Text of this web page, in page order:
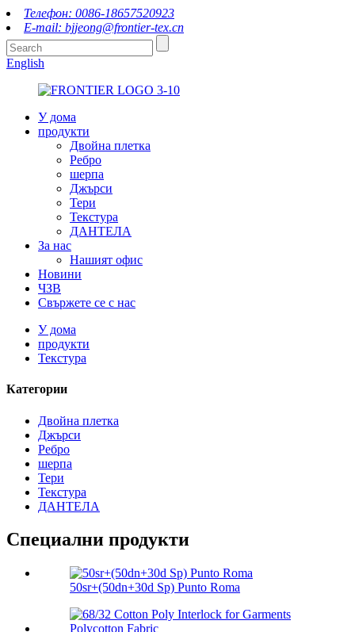
Телефон: 0086-18657520923
E-mail: bjjeong@frontier-tex.cn
English
У дома
продукти
Двойна плетка
Ребро
шерпа
Джърси
Тери
Текстура
ДАНТЕЛА
За нас
Нашият офис
Новини
ЧЗВ
Свържете се с нас
У дома
продукти
Текстура
Категории
Двойна плетка
Джърси
Ребро
шерпа
Тери
Текстура
ДАНТЕЛА
Специални продукти
50sr+(50dn+30d Sp) Punto Roma